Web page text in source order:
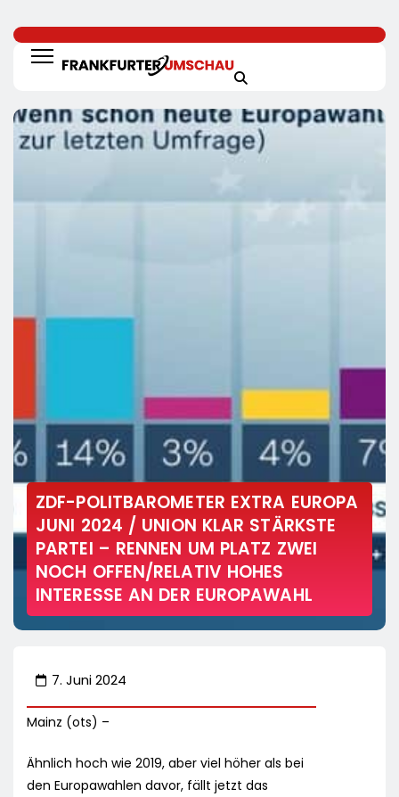
ZDF-POLITBAROMETER EXTRA EUROPA
JUNI 2024 / UNION KLAR STÄRKSTE
PARTEI – RENNEN UM PLATZ ZWEI
NOCH OFFEN/RELATIV HOHES
INTERESSE AN DER EUROPAWAHL
7. Juni 2024
Mainz (ots) –
Ähnlich hoch wie 2019, aber viel höher als bei
den Europawahlen davor, fällt jetzt das